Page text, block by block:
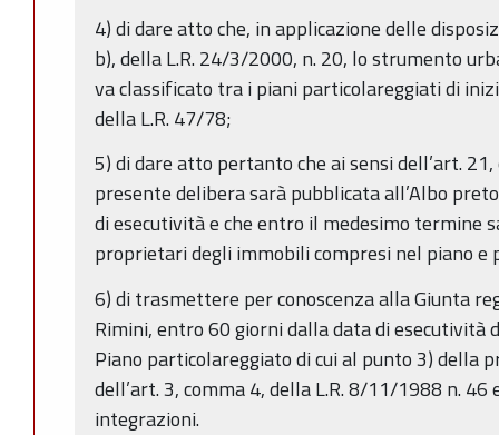
4) di dare atto che, in applicazione delle
b), della L.R. 24/3/2000, n. 20, lo strumento
va classificato tra i piani particolareggiati di
della L.R. 47/78;
5) di dare atto pertanto che ai sensi dell’art.
presente delibera sarà pubblicata all’Albo
di esecutività e che entro il medesimo termine
proprietari degli immobili compresi nel piano e
6) di trasmettere per conoscenza alla Giunta
Rimini, entro 60 giorni dalla data di esecutività
Piano particolareggiato di cui al punto 3) della
dell’art. 3, comma 4, della L.R. 8/11/1988 n. 46
integrazioni.